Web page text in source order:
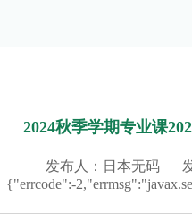
2024秋季学期专业课
发布人：日本无码
{"errcode":-